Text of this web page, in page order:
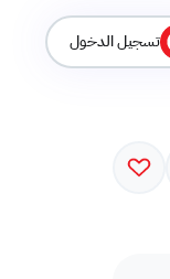
تسجيل الدخول